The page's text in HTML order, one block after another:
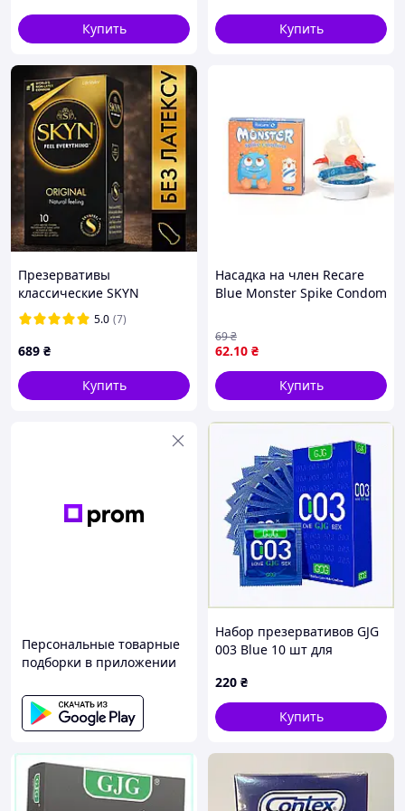
Купить
Купить
Презервативы
классические SKYN
Original 10 шт/уп (без
латекса)
5.0 (7)
689 ₴
Купить
Насадка на член Recare
Blue Monster Spike Condom
спиралью шипов)
62.10 ₴
69₴
Купить
Персональные товарные
подборки в приложении
Набор презервативов GJG
003 Blue 10 шт для
220 ₴
Купить